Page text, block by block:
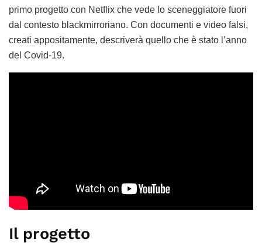
primo progetto con Netflix che vede lo sceneggiatore fuori
dal contesto blackmirroriano. Con documenti e video falsi,
creati appositamente, descriverà quello che è stato l’anno
del Covid-19.
Il progetto